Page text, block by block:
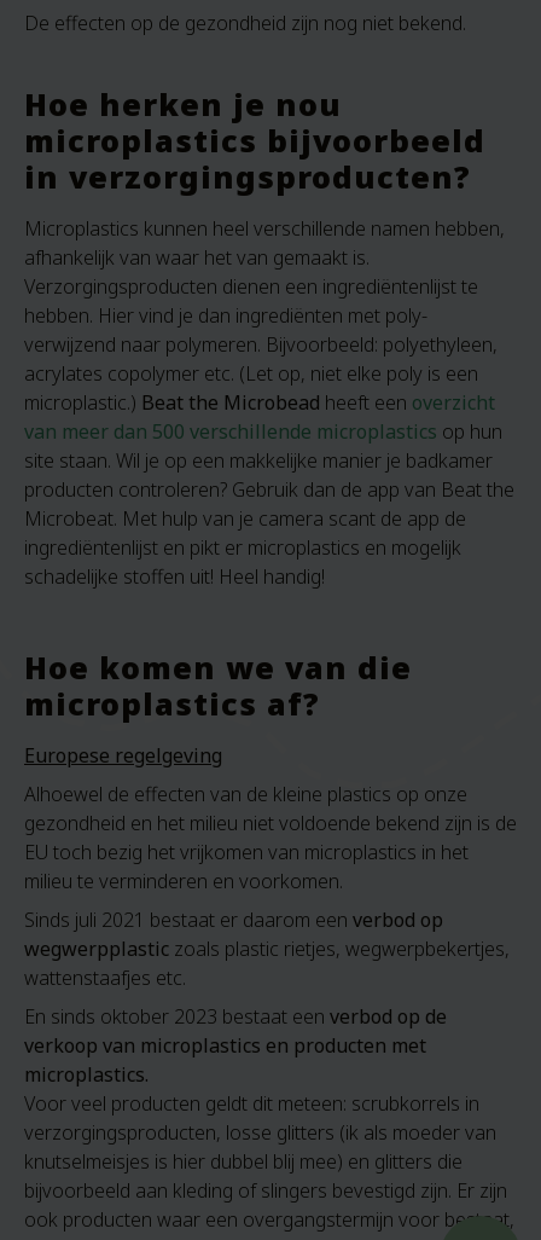
De effecten op de gezondheid zijn nog niet bekend.
Hoe herken je nou
microplastics bijvoorbeeld
in verzorgingsproducten?
Microplastics kunnen heel verschillende namen hebben,
afhankelijk van waar het van gemaakt is.
Verzorgingsproducten dienen een ingrediëntenlijst te
hebben. Hier vind je dan ingrediënten met poly-
verwijzend naar polymeren. Bijvoorbeeld: polyethyleen,
acrylates copolymer etc. (Let op, niet elke poly is een
microplastic.) Beat the Microbead heeft een overzicht
van meer dan 500 verschillende microplastics op hun
site staan. Wil je op een makkelijke manier je badkamer
producten controleren? Gebruik dan de app van Beat the
Microbeat. Met hulp van je camera scant de app de
ingrediëntenlijst en pikt er microplastics en mogelijk
schadelijke stoffen uit! Heel handig!
Hoe komen we van die
microplastics af?
Europese regelgeving
Alhoewel de effecten van de kleine plastics op onze
gezondheid en het milieu niet voldoende bekend zijn is de
EU toch bezig het vrijkomen van microplastics in het
milieu te verminderen en voorkomen.
Sinds juli 2021 bestaat er daarom een verbod op
wegwerpplastic zoals plastic rietjes, wegwerpbekertjes,
wattenstaafjes etc.
En sinds oktober 2023 bestaat een verbod op de
verkoop van microplastics en producten met
microplastics.
Voor veel producten geldt dit meteen: scrubkorrels in
verzorgingsproducten, losse glitters (ik als moeder van
knutselmeisjes is hier dubbel blij mee) en glitters die
bijvoorbeeld aan kleding of slingers bevestigd zijn. Er zijn
ook producten waar een overgangstermijn voor bestaat,